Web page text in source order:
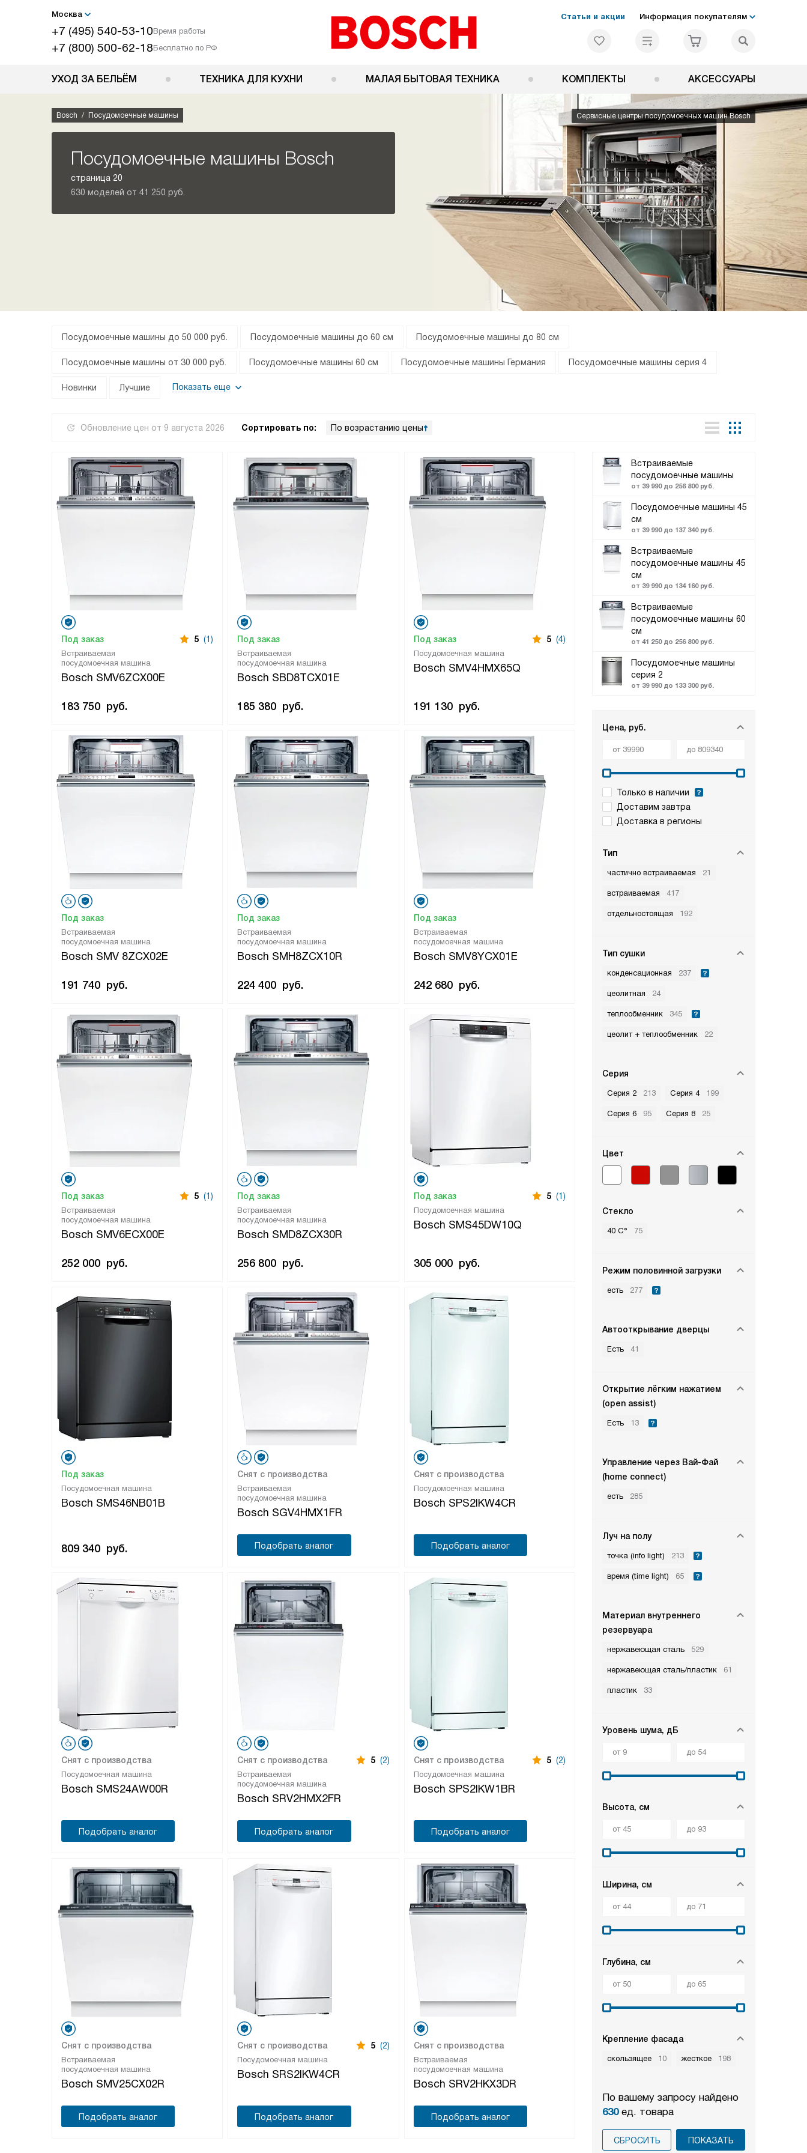
Москва
+7 (495) 540-53-10Время работы
+7 (800) 500-62-18Бесплатно по РФ
Статьи и акции Информация покупателям
УХОД ЗА БЕЛЬЁМ ТЕХНИКА ДЛЯ КУХНИ МАЛАЯ БЫТОВАЯ ТЕХНИКА КОМПЛЕКТЫ АКСЕССУАРЫ
Bosch Посудомоечные машины
Посудомоечные машины Bosch
страница 20
630 моделей от 41 250 руб.
Сервисные центры посудомоечных машин Bosch
Посудомоечные машины до 50 000 руб. Посудомоечные машины до 60 см Посудомоечные машины до 80 см
Посудомоечные машины от 30 000 руб. Посудомоечные машины 60 см Посудомоечные машины Германия Посудомоечные машины серия 4
Новинки Лучшие Показать еще
Обновление цен от 9 августа 2026 Сортировать по: По возрастанию цены
Встраиваемые
посудомоечные машины
от 39 990 до 256 800 руб.
Посудомоечные машины 45
см
от 39 990 до 137 340 руб.
Встраиваемые
посудомоечные машины 45
см
от 39 990 до 134 160 руб.
Встраиваемые
посудомоечные машины 60
см
от 41 250 до 256 800 руб.
Посудомоечные машины
серия 2
от 39 990 до 133 300 руб.
Цена, руб.
Только в наличии
Доставим завтра
Доставка в регионы
Тип
частично встраиваемая 21
встраиваемая 417
отдельностоящая 192
Тип сушки
конденсационная 237
цеолитная 24
теплообменник 345
цеолит + теплообменник 22
Серия
Серия 2 213 Серия 4 199
Серия 6 95 Серия 8 25
Цвет
Стекло
40 C° 75
Режим половинной загрузки
есть 277
Автооткрывание дверцы
Есть 41
Открытие лёгким нажатием
(open assist)
Есть 13
Управление через Вай-Фай
(home connect)
есть 285
Луч на полу
точка (info light) 213
время (time light) 65
Материал внутреннего
резервуара
нержавеющая сталь 529
нержавеющая сталь/пластик 61
пластик 33
Уровень шума, дБ
Высота, см
Ширина, см
Глубина, см
Крепление фасада
скользящее 10 жесткое 198
По вашему запросу найдено
630ед. товара
СБРОСИТЬ
Встраиваемая
посудомоечная машина
Bosch SMV6ZCX00E
Под заказ 5 (1)
183 750 руб.
Встраиваемая
посудомоечная машина
Bosch SBD8TCX01E
Под заказ
185 380 руб.
Посудомоечная машина
Bosch SMV4HMX65Q
Под заказ 5 (4)
191 130 руб.
Встраиваемая
посудомоечная машина
Bosch SMV 8ZCX02E
Под заказ
191 740 руб.
Встраиваемая
посудомоечная машина
Bosch SMH8ZCX10R
Под заказ
224 400 руб.
Встраиваемая
посудомоечная машина
Bosch SMV8YCX01E
Под заказ
242 680 руб.
Встраиваемая
посудомоечная машина
Bosch SMV6ECX00E
Под заказ 5 (1)
252 000 руб.
Встраиваемая
посудомоечная машина
Bosch SMD8ZCX30R
Под заказ
256 800 руб.
Посудомоечная машина
Bosch SMS45DW10Q
Под заказ 5 (1)
305 000 руб.
Посудомоечная машина
Bosch SMS46NB01B
Под заказ
809 340 руб.
Встраиваемая
посудомоечная машина
Bosch SGV4HMX1FR
Снят с производства
Подобрать аналог
Посудомоечная машина
Bosch SPS2IKW4CR
Снят с производства
Подобрать аналог
Посудомоечная машина
Bosch SMS24AW00R
Снят с производства
Подобрать аналог
Встраиваемая
посудомоечная машина
Bosch SRV2HMX2FR
Снят с производства 5 (2)
Подобрать аналог
Посудомоечная машина
Bosch SPS2IKW1BR
Снят с производства 5 (2)
Подобрать аналог
Встраиваемая
посудомоечная машина
Bosch SMV25CX02R
Снят с производства
Подобрать аналог
Посудомоечная машина
Bosch SRS2IKW4CR
Снят с производства 5 (2)
Подобрать аналог
Встраиваемая
посудомоечная машина
Bosch SRV2HKX3DR
Снят с производства
Подобрать аналог